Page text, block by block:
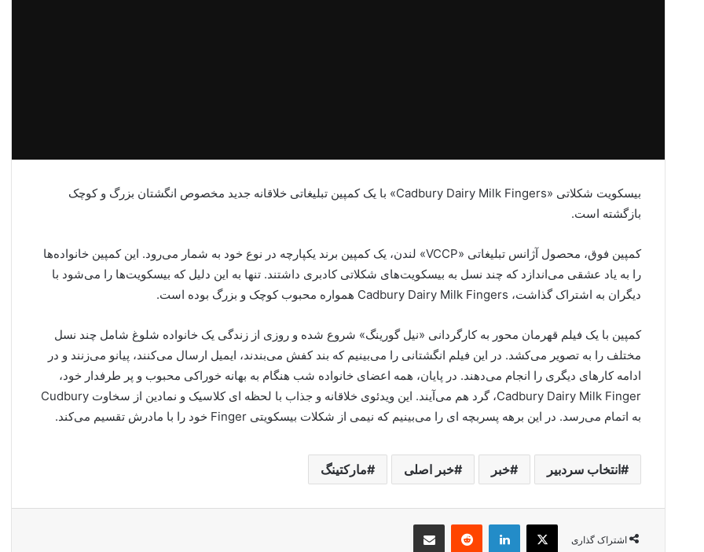
بیسکویت شکلاتی «Cadbury Dairy Milk Fingers» با یک کمپین تبلیغاتی خلاقانه جدید مخصوص انگشتان بزرگ و کوچک
بازگشته است.
کمپین فوق، محصول آژانس تبلیغاتی «VCCP» لندن، یک کمپین برند یکپارچه در نوع خود به شمار می‌رود. این کمپین خانواده‌ها
را به یاد عشقی می‌اندازد که چند نسل به بیسکویت‌های شکلاتی کادبری داشتند. تنها به این دلیل که بیسکویت‌ها را می‌شود با
دیگران به اشتراک گذاشت، Cadbury Dairy Milk Fingers همواره محبوب کوچک و بزرگ بوده است.
کمپین با یک فیلم قهرمان محور به کارگردانی «نیل گورینگ» شروع شده و روزی از زندگی یک خانواده شلوغ شامل چند نسل
مختلف را به تصویر می‌کشد. در این فیلم انگشتانی را می‌بینیم که بند کفش می‌بندند، ایمیل ارسال می‌کنند، پیانو می‌زنند و در
ادامه کار‌های دیگری را انجام می‌دهند. در پایان، همه اعضای خانواده شب هنگام به بهانه خوراکی محبوب و پر طرفدار خود،
Cadbury Dairy Milk Finger، گرد هم می‌آیند. این ویدئوی خلاقانه و جذاب با لحظه ای کلاسیک و نمادین از سخاوت Cudbury
به اتمام می‌رسد. در این برهه پسربچه ای را می‌بینیم که نیمی از شکلات بیسکویتی Finger خود را با مادرش تقسیم می‌کند.
انتخاب سردبیر خبر خبر اصلی مارکتینگ
اشتراک گذاری
X لینکدین ‫رددیت اشتراک گذاری از طریق ایمیل